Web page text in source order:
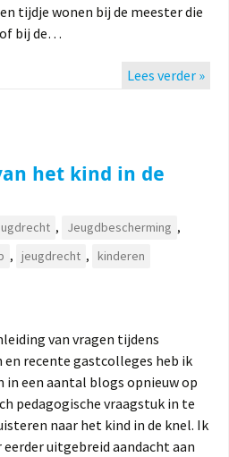
tijdje wonen bij de meester die
of bij de…
Lees verder »
het kind in de
, Jeugdbescherming ,
, jeugdrecht , kinderen
van vragen tijdens
en recente gastcolleges heb ik
in een aantal blogs opnieuw op
pedagogische vraagstuk in te
naar het kind in de knel. Ik
eerder uitgebreid aandacht aan